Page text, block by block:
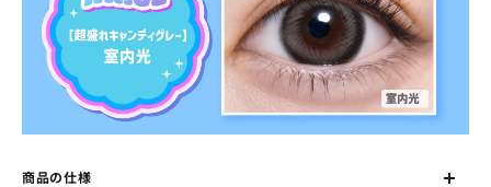
商品の仕様